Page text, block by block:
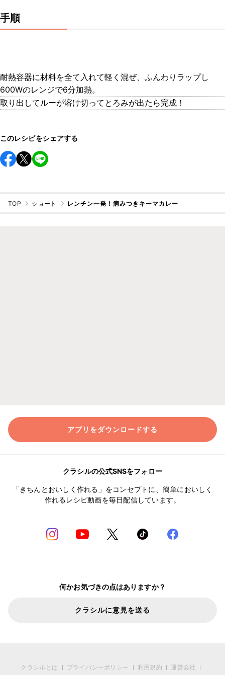
手順
耐熱容器に材料を全て入れて軽く混ぜ、ふんわりラップし
600Wのレンジで6分加熱。
取り出してルーが溶け切ってとろみが出たら完成！
このレシピをシェアする
TOP ショート レンチン一発！病みつきキーマカレー
アプリをダウンロードする
クラシルの公式SNSをフォロー
「きちんとおいしく作れる」をコンセプトに、簡単においしく
作れるレシピ動画を毎日配信しています。
何かお気づきの点はありますか？
クラシルに意見を送る
クラシルとは プライバシーポリシー 利用規約 運営会社